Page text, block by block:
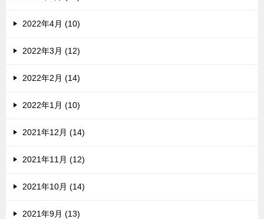
2022年4月 (10)
2022年3月 (12)
2022年2月 (14)
2022年1月 (10)
2021年12月 (14)
2021年11月 (12)
2021年10月 (14)
2021年9月 (13)